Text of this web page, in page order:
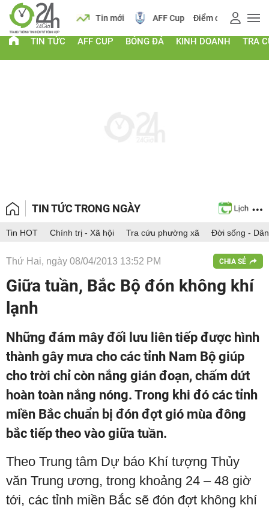
Lịch Tin mới AFF Cup Điểm chuẩn 2026
TIN TỨC AFF CUP BÓNG ĐÁ KINH DOANH TRA
TIN TỨC TRONG NGÀY
Tin HOT Chính trị - Xã hội Tra cứu phường xã Đời sống -
Thứ Hai, ngày 08/04/2013 13:52 PM CHIA SẺ
Giữa tuần, Bắc Bộ đón không khí
lạnh
Những đám mây đối lưu liên tiếp được hình
thành gây mưa cho các tỉnh Nam Bộ giúp
cho trời chỉ còn nắng gián đoạn, chấm dứt
hoàn toàn nắng nóng. Trong khi đó các tỉnh
miền Bắc chuẩn bị đón đợt gió mùa đông
bắc tiếp theo vào giữa tuần.
Theo Trung tâm Dự báo Khí tượng Thủy
văn Trung ương, trong khoảng 24 – 48 giờ
tới, các tỉnh miền Bắc sẽ đón đợt không khí